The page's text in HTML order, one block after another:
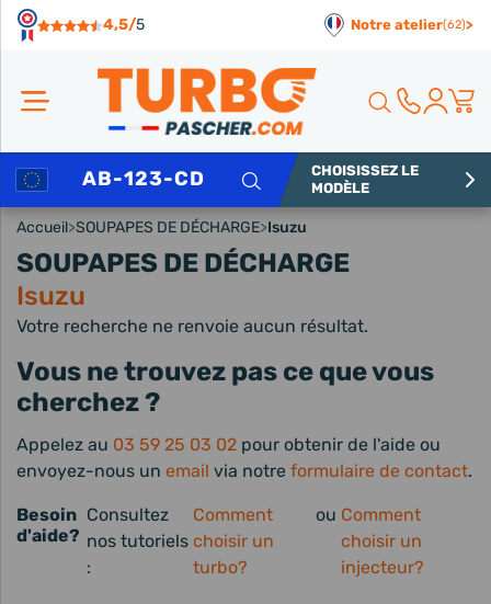
4,5/5 Notre atelier(62)>
Rechercher
CHOISISSEZ LE
MODÈLE
Accueil>SOUPAPES DE DÉCHARGE>Isuzu
SOUPAPES DE DÉCHARGE
Isuzu
Votre recherche ne renvoie aucun résultat.
Vous ne trouvez pas ce que vous
cherchez ?
Appelez au 03 59 25 03 02 pour obtenir de l'aide ou
envoyez-nous un email via notre formulaire de contact.
Besoin
d'aide?
Consultez
nos tutoriels
:
Comment
choisir un
turbo?
ou Comment
choisir un
injecteur?
Panneau de gestion des cookies